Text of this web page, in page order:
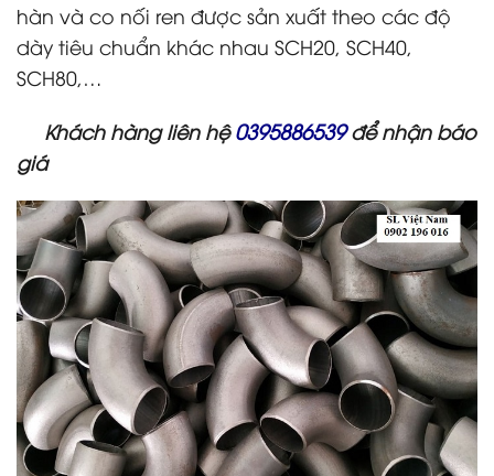
hàn và co nối ren được sản xuất theo các độ
dày tiêu chuẩn khác nhau SCH20, SCH40,
SCH80,…
Khách hàng liên hệ0395886539 để nhận báo
giá